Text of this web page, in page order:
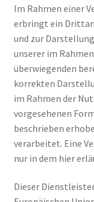
Im Rahmen einer
erbringt ein
und zur
unserer im
überwiegenden
korrekten
im Rahmen der
vorgesehenen
beschrieben
verarbeitet. Eine
nur in dem hier
Dieser